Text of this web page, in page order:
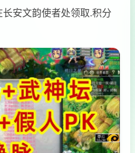
安文韵使者处领取.积分